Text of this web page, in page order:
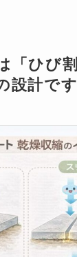
「ひび
設計です